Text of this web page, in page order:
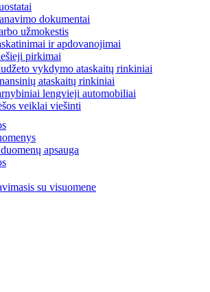
dokumentai
užmokestis
ir apdovanojimai
pirkimai
vykdymo ataskaitų rinkiniai
ataskaitų rinkiniai
lengvieji automobiliai
veiklai viešinti
apsauga
su visuomene